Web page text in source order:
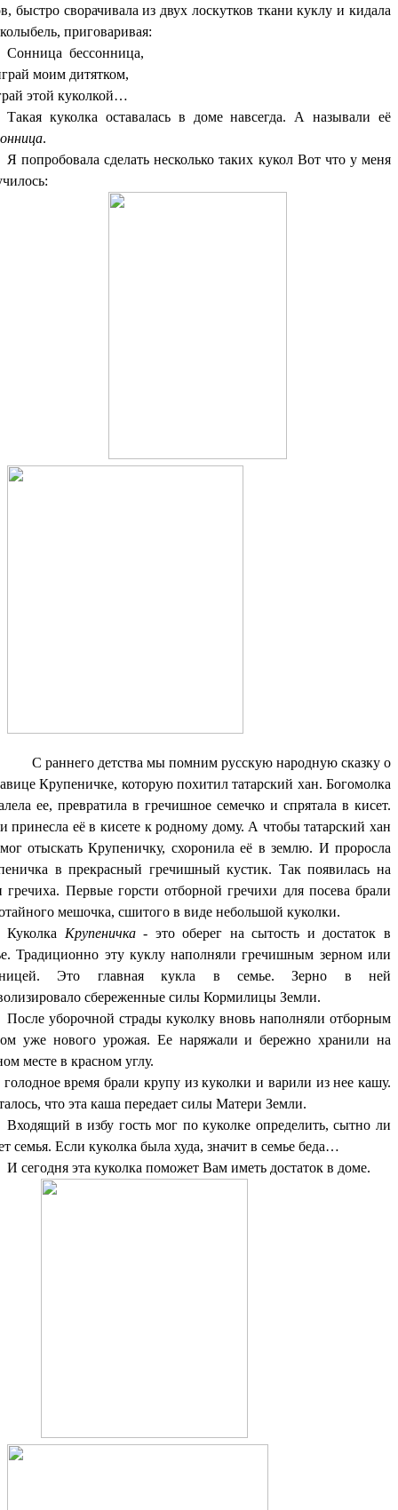
быстро сворачивала из двух лоскутков ткани куклу и кидала
приговаривая:
Сонница бессонница,
моим дитятком,
этой куколкой…
Такая куколка оставалась в доме навсегда. А называли её
.
Я попробовала сделать несколько таких кукол Вот что у меня
С раннего детства мы помним русскую народную сказку о
Крупеничке, которую похитил татарский хан. Богомолка
ее, превратила в гречишное семечко и спрятала в кисет.
принесла её в кисете к родному дому. А чтобы татарский хан
отыскать Крупеничку, схоронила её в землю. И проросла
в прекрасный гречишный кустик. Так появилась на
гречиха. Первые горсти отборной гречихи для посева брали
мешочка, сшитого в виде небольшой куколки.
Куколка Крупеничка- это оберег на сытость и достаток в
Традиционно эту куклу наполняли гречишным зерном или
Это главная кукла в семье. Зерно в ней
сбереженные силы Кормилицы Земли.
После уборочной страды куколку вновь наполняли отборным
уже нового урожая. Ее наряжали и бережно хранили на
месте в красном углу.
время брали крупу из куколки и варили из нее кашу.
что эта каша передает силы Матери Земли.
Входящий в избу гость мог по куколке определить, сытно ли
семья. Если куколка была худа, значит в семье беда…
И сегодня эта куколка поможет Вам иметь достаток в доме.